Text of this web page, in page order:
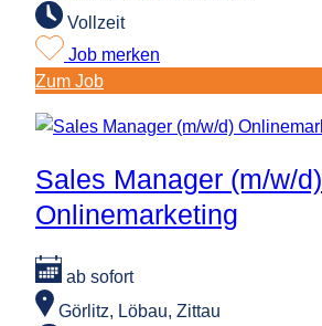
Vollzeit
Job merken
Zum Job:
Manager
Onlinemarketing
Sales Manager (m/w/d)
Onlinemarketing
ab sofort
Görlitz, Löbau, Zittau